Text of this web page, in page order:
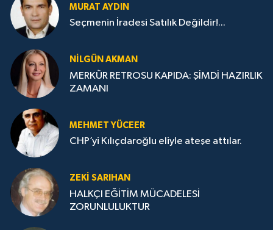
MURAT AYDIN
Seçmenin İradesi Satılık Değildir!...
NILGÜN AKMAN
MERKÜR RETROSU KAPIDA: ŞİMDİ HAZIRLIK
ZAMANI
MEHMET YÜCEER
CHP’yi Kılıçdaroğlu eliyle ateşe attılar.
ZEKI SARIHAN
HALKÇI EĞİTİM MÜCADELESİ
ZORUNLULUKTUR